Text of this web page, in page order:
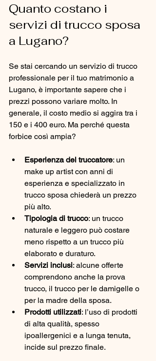
Quanto costano i
servizi di trucco sposa
a Lugano?
Se stai cercando un servizio di trucco
professionale per il tuo matrimonio a
Lugano, è importante sapere che i
prezzi possono variare molto. In
generale, il costo medio si aggira tra i
150 e i 400 euro. Ma perché questa
forbice così ampia?
Esperienza del truccatore: un
make up artist con anni di
esperienza e specializzato in
trucco sposa chiederà un prezzo
più alto.
Tipologia di trucco: un trucco
naturale e leggero può costare
meno rispetto a un trucco più
elaborato e duraturo.
Servizi inclusi: alcune offerte
comprendono anche la prova
trucco, il trucco per le damigelle o
per la madre della sposa.
Prodotti utilizzati: l’uso di prodotti
di alta qualità, spesso
ipoallergenici e a lunga tenuta,
incide sul prezzo finale.